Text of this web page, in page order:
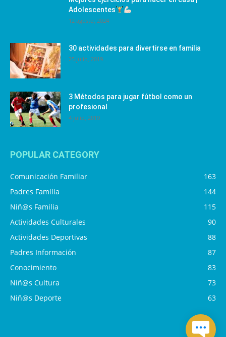
Adolescentes
12 agosto, 2024
30 actividades para divertirse en familia
25 julio, 2019
3 Métodos para jugar fútbol como un
profesional
4 julio, 2019
POPULAR CATEGORY
Comunicación Familiar
163
Padres Familia
144
Niñ@s Familia
115
Actividades Culturales
90
Actividades Deportivas
88
Padres Información
87
Conocimiento
83
Niñ@s Cultura
73
Niñ@s Deporte
63